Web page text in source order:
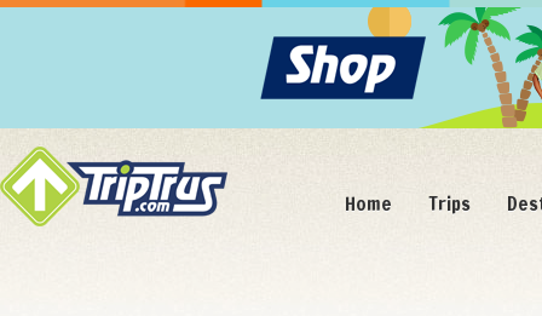
Home Trips